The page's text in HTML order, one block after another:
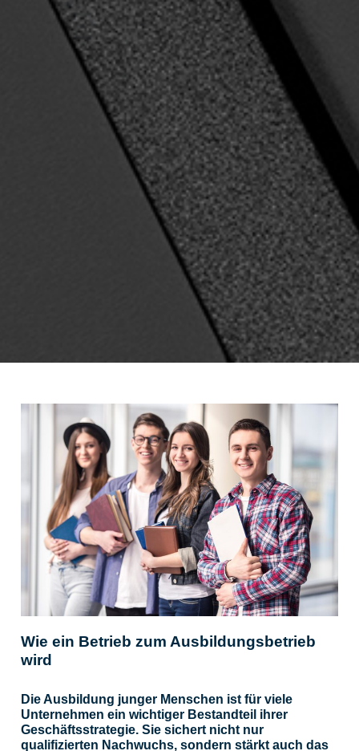
Wie ein Betrieb zum Ausbildungsbetrieb
wird
Die Ausbildung junger Menschen ist für viele
Unternehmen ein wichtiger Bestandteil ihrer
Geschäftsstrategie. Sie sichert nicht nur
qualifizierten Nachwuchs, sondern stärkt auch das